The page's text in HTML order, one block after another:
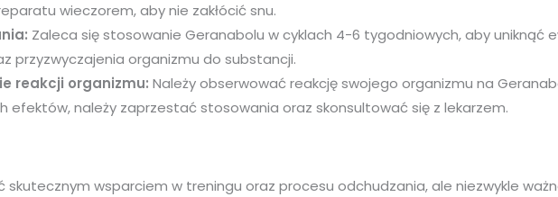
wieczorem, aby nie zakłócić snu.
Zaleca się stosowanie Geranabolu w cyklach 4-6 tygodniowych, aby uniknąć
przyzwyczajenia organizmu do substancji.
reakcji organizmu: Należy obserwować reakcję swojego organizmu na
efektów, należy zaprzestać stosowania oraz skonsultować się z lekarzem.
skutecznym wsparciem w treningu oraz procesu odchudzania, ale niezwykle